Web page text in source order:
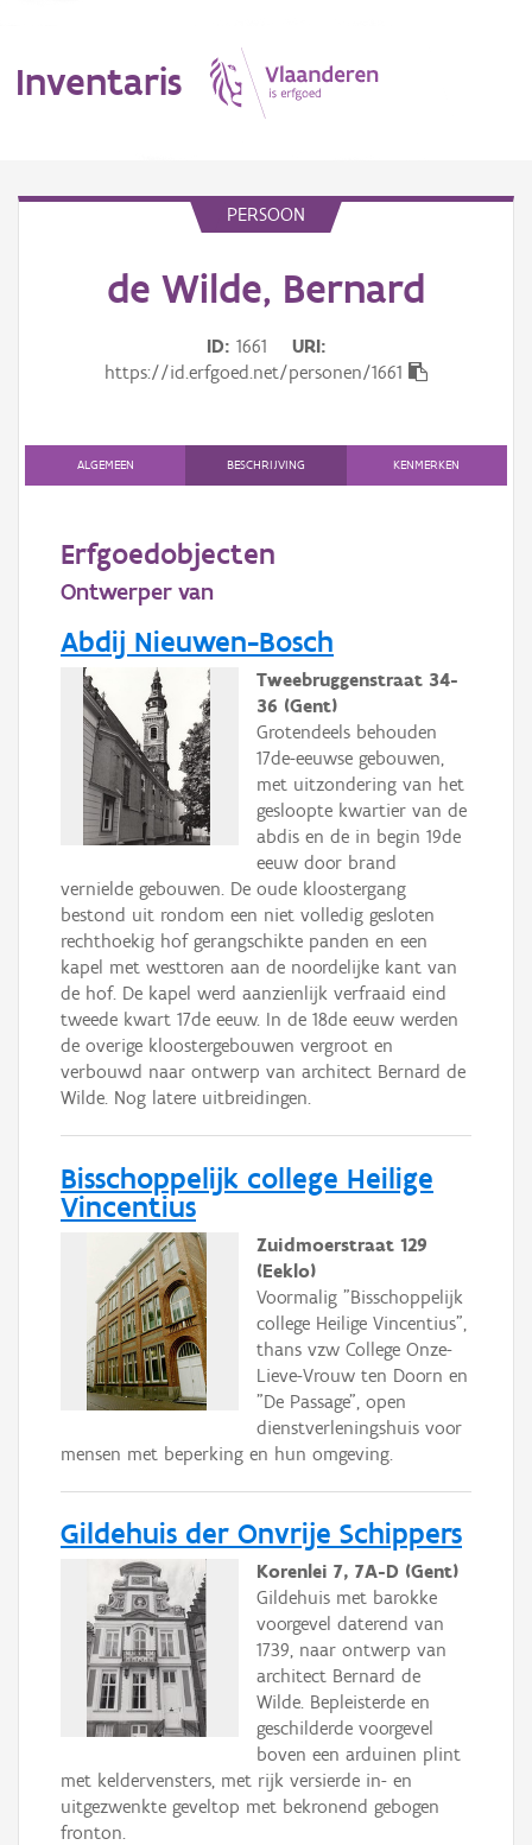
Inventaris
Erfgoedobject
Thema
Persoon of collectief
Downloads
Hergebruik
Aanmelden
PERSOON
de Wilde, Bernard
ID 1661
URI
https://id.erfgoed.net/personen/1661
ALGEMEEN BESCHRIJVING KENMERKEN
Erfgoedobjecten
Ontwerper van
Abdij Nieuwen-Bosch
Tweebruggenstraat 34-
36 (Gent)
Grotendeels behouden
17de-eeuwse gebouwen,
met uitzondering van het
gesloopte kwartier van de
abdis en de in begin 19de
eeuw door brand
vernielde gebouwen. De oude kloostergang
bestond uit rondom een niet volledig gesloten
rechthoekig hof gerangschikte panden en een
kapel met westtoren aan de noordelijke kant van
de hof. De kapel werd aanzienlijk verfraaid eind
tweede kwart 17de eeuw. In de 18de eeuw werden
de overige kloostergebouwen vergroot en
verbouwd naar ontwerp van architect Bernard de
Wilde. Nog latere uitbreidingen.
Bisschoppelijk college Heilige
Vincentius
Zuidmoerstraat 129
(Eeklo)
Voormalig "Bisschoppelijk
college Heilige Vincentius",
thans vzw College Onze-
Lieve-Vrouw ten Doorn en
"De Passage", open
dienstverleningshuis voor
mensen met beperking en hun omgeving.
Gildehuis der Onvrije Schippers
Korenlei 7, 7A-D (Gent)
Gildehuis met barokke
voorgevel daterend van
1739, naar ontwerp van
architect Bernard de
Wilde. Bepleisterde en
geschilderde voorgevel
boven een arduinen plint
met keldervensters, met rijk versierde in- en
uitgezwenkte geveltop met bekronend gebogen
fronton.